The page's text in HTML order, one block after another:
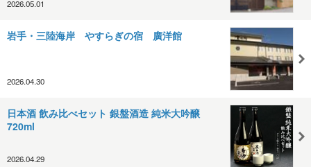
2026.05.01
岩手・三陸海岸 やすらぎの宿 廣洋館
2026.04.30
日本酒 飲み比べセット 銀盤酒造 純米大吟醸
720ml
2026.04.29